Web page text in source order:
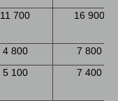
11 700 16 900
4 800
7 800
5 100 7 400